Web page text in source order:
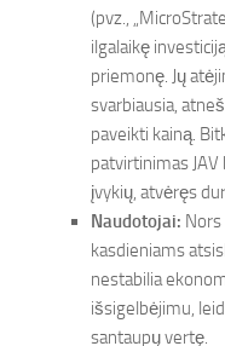
(pvz.,
ilgalaikę
priemonę. Jų
svarbiausia,
paveikti kainą.
patvirtinimas
įvykių, atvėręs
Naudotojai:
kasdieniams
nestabilia
išsigelbėjimu,
santaupų vertę.